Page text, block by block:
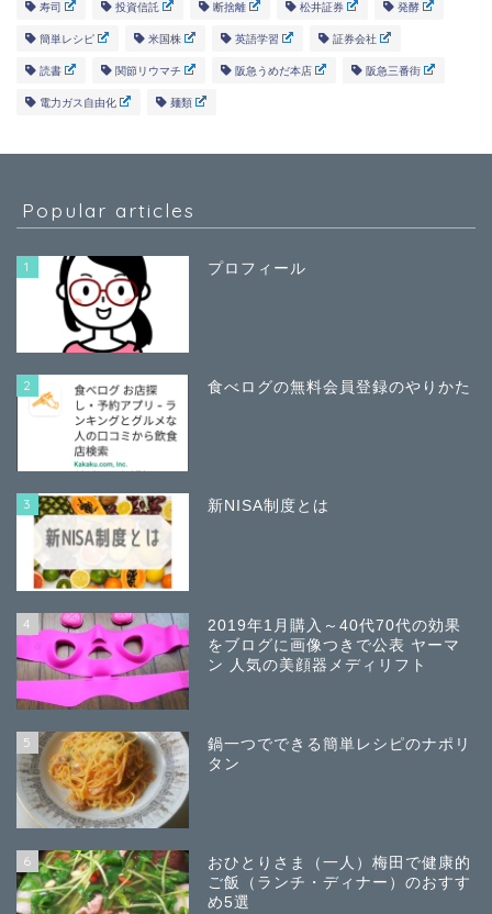
寿司 投資信託 断捨離 松井証券 発酵
簡単レシピ 米国株 英語学習 証券会社
読書 関節リウマチ 阪急うめだ本店 阪急三番街
電力ガス自由化 麺類
Popular articles
1 プロフィール
2 食べログの無料会員登録のやりかた
3 新NISA制度とは
4
2019年1月購入～40代70代の効果
をブログに画像つきで公表 ヤーマ
ン 人気の美顔器メディリフト
5
鍋一つでできる簡単レシピのナポリ
タン
6
おひとりさま（一人）梅田で健康的
ご飯（ランチ・ディナー）のおすす
め5選